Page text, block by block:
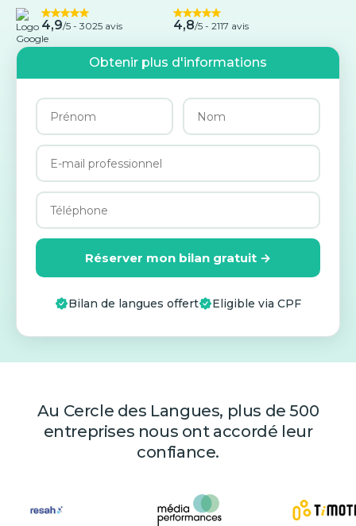
4,9/5 - 3025 avis 4,8/5 - 2117 avis
Obtenir plus d'informations
Réserver mon bilan gratuit →
Bilan de langues offert Eligible via CPF
Au Cercle des Langues, plus de 500
entreprises nous ont accordé leur
confiance.